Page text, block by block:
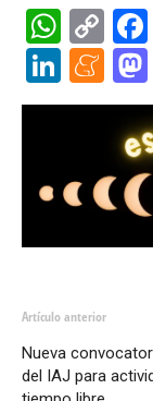
Artículo anterior
Nueva
del IAJ para